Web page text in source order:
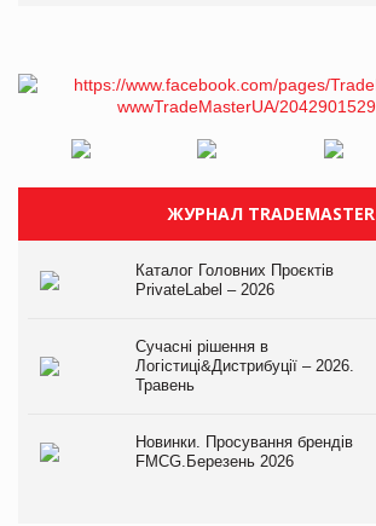
ЖУРНАЛ TRADEMASTER
Каталог Головних Проєктів
PrivateLabel – 2026
Сучасні рішення в
Логістиці&Дистрибуції – 2026.
Травень
Новинки. Просування брендів
FMCG.Березень 2026